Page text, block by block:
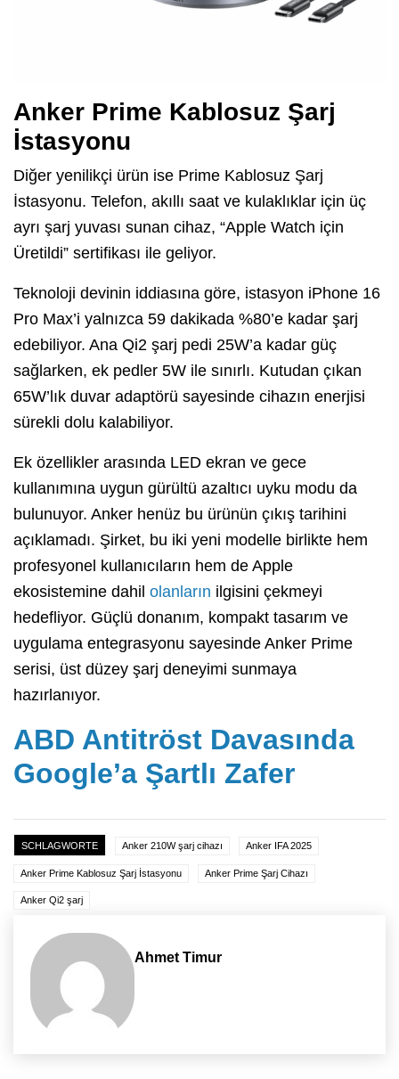
Anker Prime Kablosuz Şarj
İstasyonu
Diğer yenilikçi ürün ise Prime Kablosuz Şarj
İstasyonu. Telefon, akıllı saat ve kulaklıklar için üç
ayrı şarj yuvası sunan cihaz, “Apple Watch için
Üretildi” sertifikası ile geliyor.
Teknoloji devinin iddiasına göre, istasyon iPhone 16
Pro Max’i yalnızca 59 dakikada %80’e kadar şarj
edebiliyor. Ana Qi2 şarj pedi 25W’a kadar güç
sağlarken, ek pedler 5W ile sınırlı. Kutudan çıkan
65W’lık duvar adaptörü sayesinde cihazın enerjisi
sürekli dolu kalabiliyor.
Ek özellikler arasında LED ekran ve gece
kullanımına uygun gürültü azaltıcı uyku modu da
bulunuyor. Anker henüz bu ürünün çıkış tarihini
açıklamadı. Şirket, bu iki yeni modelle birlikte hem
profesyonel kullanıcıların hem de Apple
ekosistemine dahil olanların ilgisini çekmeyi
hedefliyor. Güçlü donanım, kompakt tasarım ve
uygulama entegrasyonu sayesinde Anker Prime
serisi, üst düzey şarj deneyimi sunmaya
hazırlanıyor.
ABD Antitröst Davasında
Google’a Şartlı Zafer
SCHLAGWORTE Anker 210W şarj cihazı Anker IFA 2025
Anker Prime Kablosuz Şarj İstasyonu Anker Prime Şarj Cihazı
Anker Qi2 şarj
Ahmet Timur